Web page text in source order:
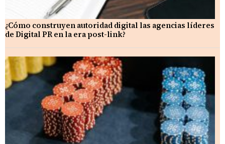
¿Cómo construyen autoridad digital las agencias líderes
de Digital PR en la era post-link?